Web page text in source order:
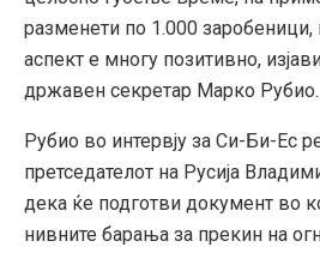
разменети по 1.000
аспект е многу позитивно,
државен секретар Марко Рубио.
Рубио во интервју за Си-Би-Ес
претседателот на Русија
дека ќе подготви документ во
нивните барања за прекин на